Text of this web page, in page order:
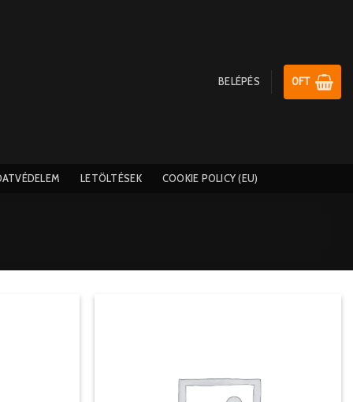
BELÉPÉS 0FT
LETÖLTÉSEK COOKIE POLICY (EU)